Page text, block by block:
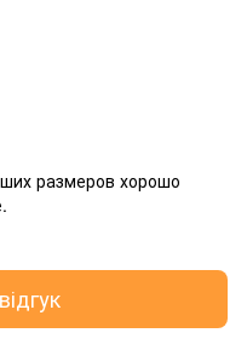
размеров хорошо